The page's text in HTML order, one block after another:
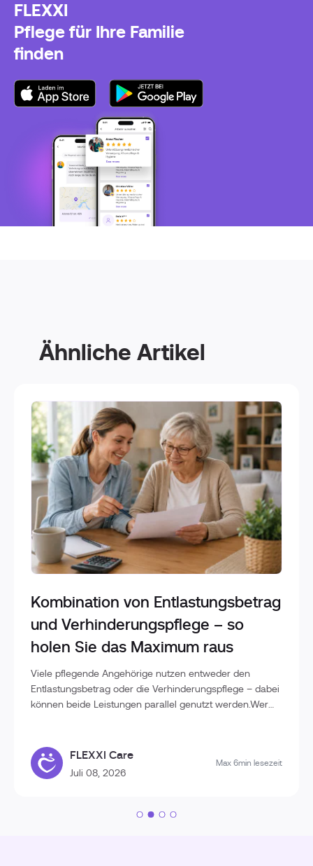
FLEXXI
Pflege für Ihre Familie
finden
Ähnliche Artikel
Kombination von Entlastungsbetrag
und Verhinderungspflege – so
holen Sie das Maximum raus
Viele pflegende Angehörige nutzen entweder den
Entlastungsbetrag oder die Verhinderungspflege – dabei
können beide Leistungen parallel genutzt werden.Wer
Pflegealltag erhalten und die finanzielle Belastung
reduzieren.In diesem Beitrag erfahren Sie, wie
Entlastungsbetrag und Verhinderungspflege
Leistungen optimal ausschöpfen.Entlastungsbetrag und
FLEXXI Care
Juli 08, 2026
Max 6min lesezeit